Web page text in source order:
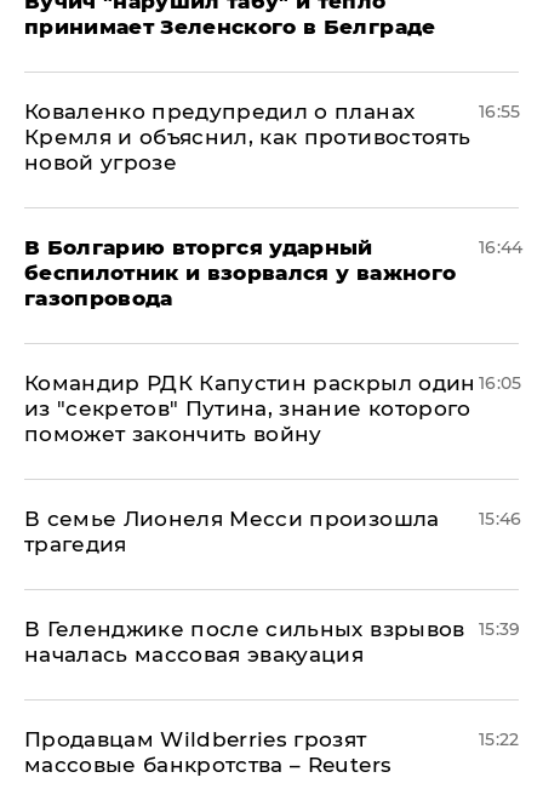
принимает Зеленского в Белграде
Коваленко предупредил о планах
Кремля и объяснил, как противостоять
новой угрозе
16:55
В Болгарию вторгся ударный
беспилотник и взорвался у важного
газопровода
16:44
Командир РДК Капустин раскрыл один
из "секретов" Путина, знание которого
поможет закончить войну
16:05
В семье Лионеля Месси произошла
трагедия
15:46
В Геленджике после сильных взрывов
началась массовая эвакуация
15:39
Продавцам Wildberries грозят
массовые банкротства – Reuters
15:22